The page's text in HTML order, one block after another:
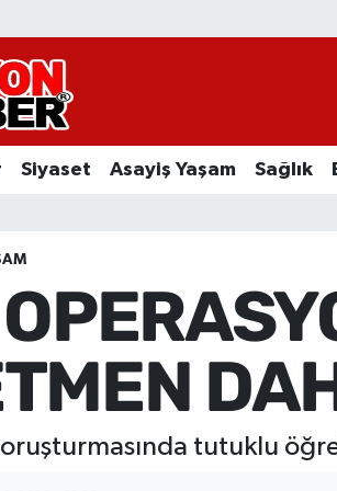
Siyaset Asayiş Yaşam Sağlık
tutuklu